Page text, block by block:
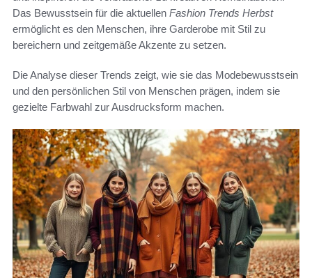
Das Bewusstsein für die aktuellen Fashion Trends Herbst
ermöglicht es den Menschen, ihre Garderobe mit Stil zu
bereichern und zeitgemäße Akzente zu setzen.
Die Analyse dieser Trends zeigt, wie sie das Modebewusstsein
und den persönlichen Stil von Menschen prägen, indem sie
gezielte Farbwahl zur Ausdrucksform machen.